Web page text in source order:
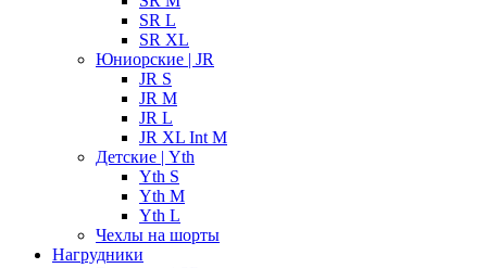
SR L
SR XL
Юниорские | JR
JR S
JR M
JR L
JR XL Int M
Детские | Yth
Yth S
Yth M
Yth L
Чехлы на шорты
Нагрудники